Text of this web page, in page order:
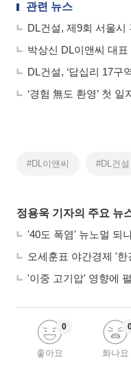
관련 뉴스
DL건설, 제9회 서울시
‘경험 無도 환영’ 첫 일
#DL이앤씨 #DL건설
정용욱 기자의 주요 뉴
좋아요
0
화나요